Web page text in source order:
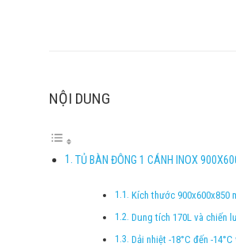
NỘI DUNG
TỦ BÀN ĐÔNG 1 CÁNH INOX
Kích thước 900x600x850
Dung tích 170L và chiến
Dải nhiệt -18°C đến -